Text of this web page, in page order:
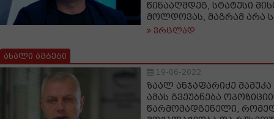
წინააღმდეგ, სტატუსი
მოლდოვას, მაგრამ არა
ვრცლად
ახალი ამბები
19-06-2022
ზაალ ანჯაფარიძე
ამას გვეუბნება
წარმომადგენელი,